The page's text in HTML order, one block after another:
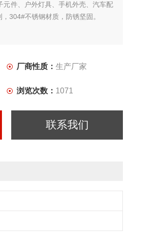
元件、户外灯具、手机外壳、汽车配
304#不锈钢材质，防锈坚固。
厂商性质： 生产厂家
浏览次数： 1071
联系我们